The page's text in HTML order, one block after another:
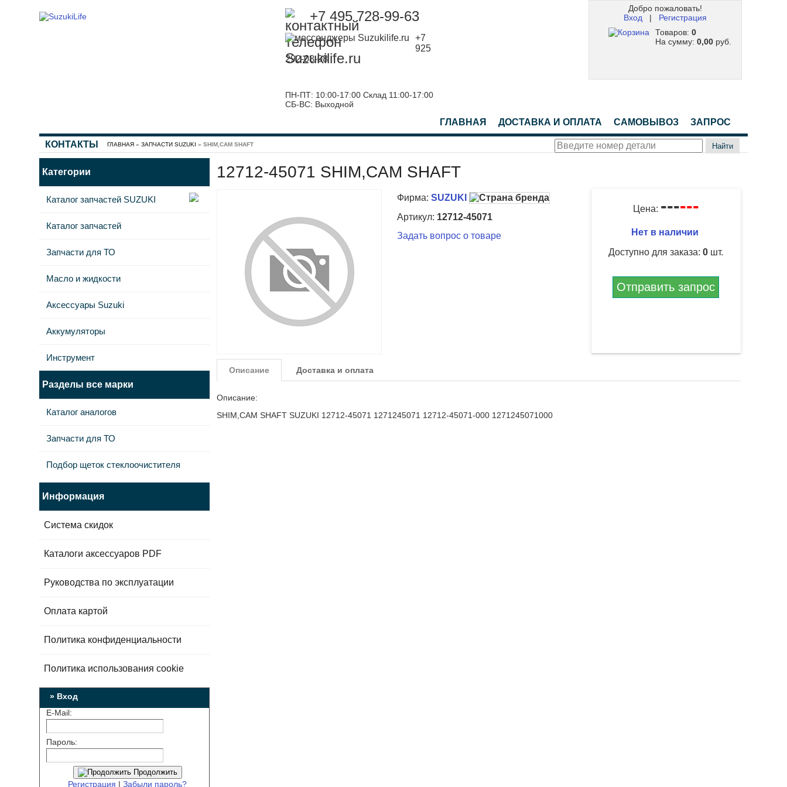
+7 495 728-99-63
+7
925
292-08-08
ПН-ПТ: 10:00-17:00 Склад 11:00-17:00
СБ-ВС: Выходной
Добро пожаловать!
Вход | Регистрация
Товаров: 0
На сумму: 0,00руб.
ГЛАВНАЯ ДОСТАВКА И ОПЛАТА САМОВЫВОЗ ЗАПРОС
КОНТАКТЫ Найти
ГЛАВНАЯ »ЗАПЧАСТИ SUZUKI » SHIM,CAM SHAFT
12712-45071 SHIM,CAM SHAFT
Фирма: SUZUKI
Артикул: 12712-45071
Задать вопрос о товаре
Цена: ------
Нет в наличии
Доступно для заказа:0 шт.
Отправить запрос
Описание Доставка и оплата
Описание:
SHIM,CAM SHAFT SUZUKI 12712-45071 1271245071 12712-45071-000 1271245071000
Категории
Каталог запчастей SUZUKI
Каталог запчастей
Запчасти для ТО
Масло и жидкости
Аксессуары Suzuki
Аккумуляторы
Инструмент
Разделы все марки
Каталог аналогов
Запчасти для ТО
Подбор щеток стеклоочистителя
Информация
Система скидок
Каталоги аксессуаров PDF
Руководства по эксплуатации
Оплата картой
Политика конфиденциальности
Политика использования cookie
» Вход
E-Mail:
Пароль:
Продолжить
Регистрация |Забыли пароль?